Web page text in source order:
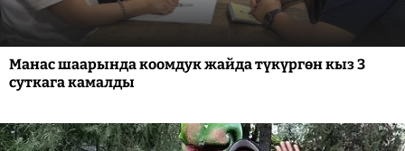
Манас шаарында коомдук жайда түкүргөн кыз 3
суткага камалды